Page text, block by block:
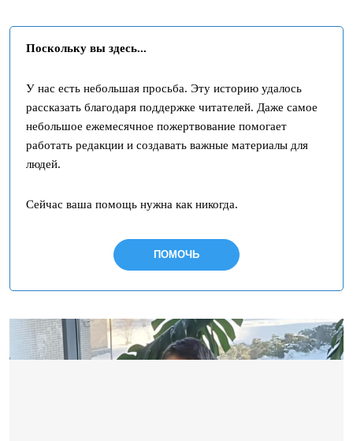
Поскольку вы здесь...
У нас есть небольшая просьба. Эту историю удалось
рассказать благодаря поддержке читателей. Даже самое
небольшое ежемесячное пожертвование помогает
работать редакции и создавать важные материалы для
людей.
Сейчас ваша помощь нужна как никогда.
ПОМОЧЬ